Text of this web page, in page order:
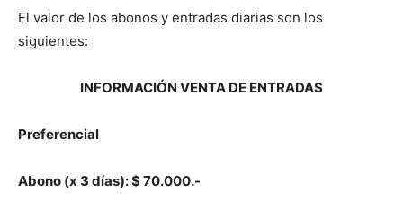
El valor de los abonos y entradas diarias son los
siguientes:
INFORMACIÓN VENTA DE ENTRADAS
Preferencial
Abono (x 3 días): $ 70.000.-